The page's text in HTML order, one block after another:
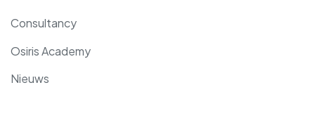
Consultancy
Osiris Academy
Nieuws